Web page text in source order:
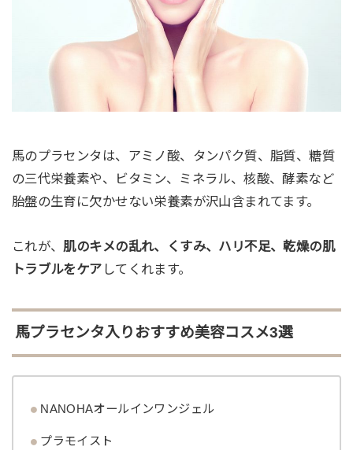
馬のプラセンタは、アミノ酸、タンパク質、脂質、糖質
の三代栄養素や、ビタミン、ミネラル、核酸、酵素など
胎盤の生育に欠かせない栄養素が沢山含まれてます。
これが、 肌のキメの乱れ、くすみ、ハリ不足、乾燥の肌
トラブルをケア してくれます。
馬プラセンタ入りおすすめ美容コスメ3選
NANOHAオールインワンジェル
プラモイスト